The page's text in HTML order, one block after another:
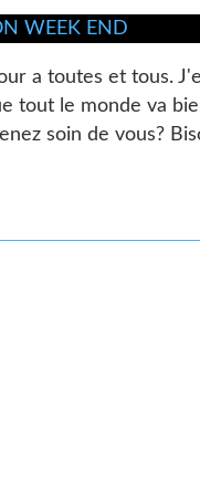
a toutes et tous.
tout le monde va
soin de vous?